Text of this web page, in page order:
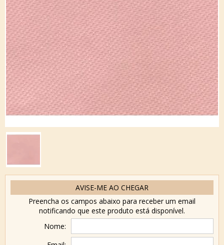
AVISE-ME AO CHEGAR
Preencha os campos abaixo para receber um email
notificando que este produto está disponível.
Nome: